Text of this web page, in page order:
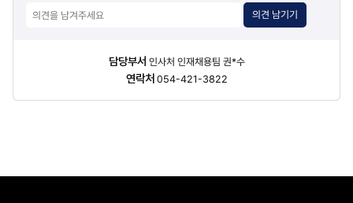
의견 남기기
담당부서 인사처 인재채용팀 권*수
연락처 054-421-3822